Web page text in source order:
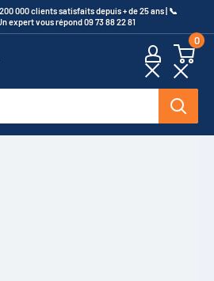
000 clients satisfaits depuis + de 25 ans | 📞​
expert vous répond 09 73 88 22 81
0